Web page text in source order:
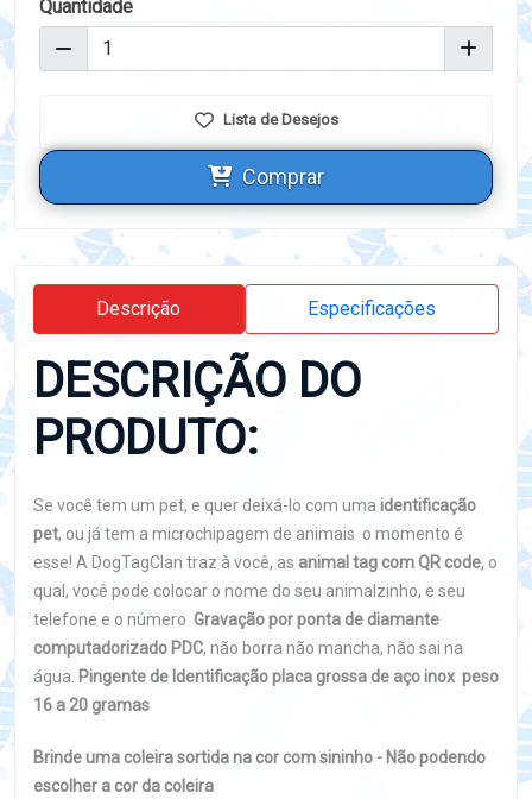
Quantidade
Lista de Desejos
Comprar
Descrição Especificações
DESCRIÇÃO DO
PRODUTO:
Se você tem um pet, e quer deixá-lo com uma identificação
pet, ou já tem a microchipagem de animais o momento é
esse! A DogTagClan traz à você, as animal tag com QR code, o
qual, você pode colocar o nome do seu animalzinho, e seu
telefone e o número Gravação por ponta de diamante
computadorizado PDC, não borra não mancha, não sai na
água. Pingente de Identificação placa grossa de aço inox peso
16 a 20 gramas
Brinde uma coleira sortida na cor com sininho - Não podendo
escolher a cor da coleira